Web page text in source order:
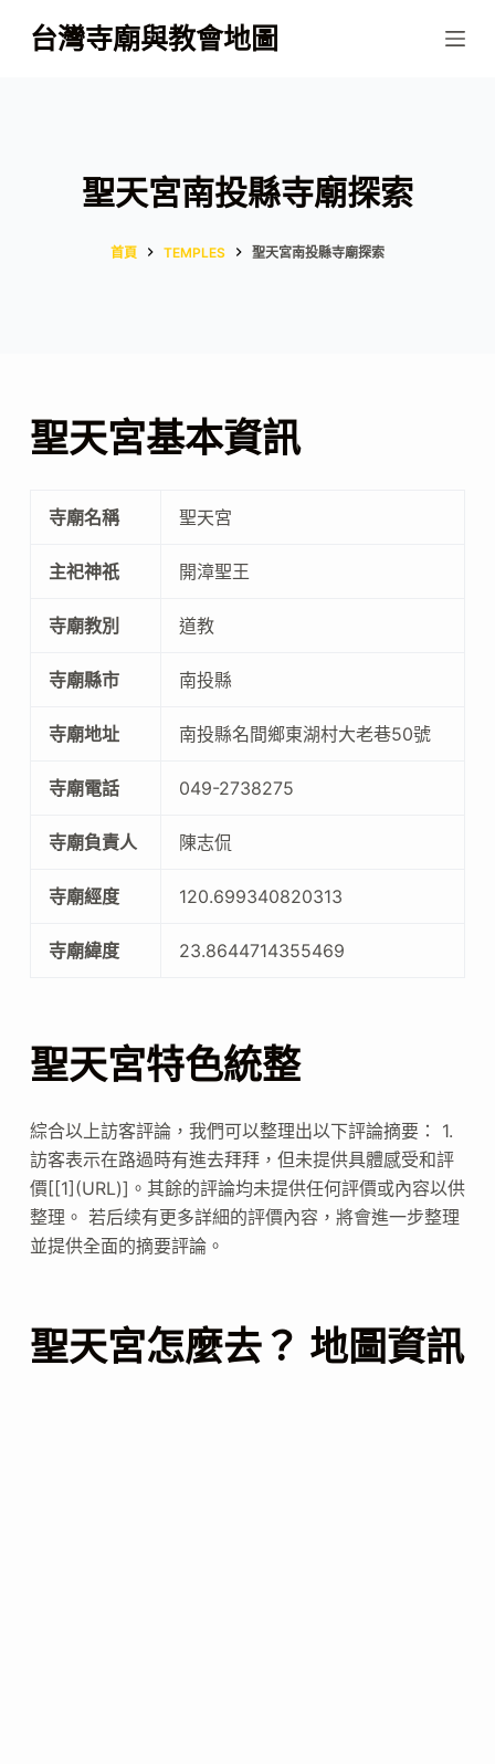
跳
至
台灣寺廟與教會地圖
聖天宮南投縣寺廟探索
首頁 TEMPLES 聖天宮南投縣寺廟探索
聖天宮基本資訊
寺廟名稱 聖天宮
主祀神祇 開漳聖王
寺廟教別 道教
寺廟縣市 南投縣
寺廟地址 南投縣名間鄉東湖村大老巷50號
寺廟電話 049-2738275
寺廟負責人 陳志侃
寺廟經度 120.699340820313
寺廟緯度 23.8644714355469
聖天宮特色統整
綜合以上訪客評論，我們可以整理出以下評論摘要： 1.
訪客表示在路過時有進去拜拜，但未提供具體感受和評
價[[1](URL)]。其餘的評論均未提供任何評價或內容以供
整理。 若后续有更多詳細的評價內容，將會進一步整理
並提供全面的摘要評論。
聖天宮怎麼去？ 地圖資訊